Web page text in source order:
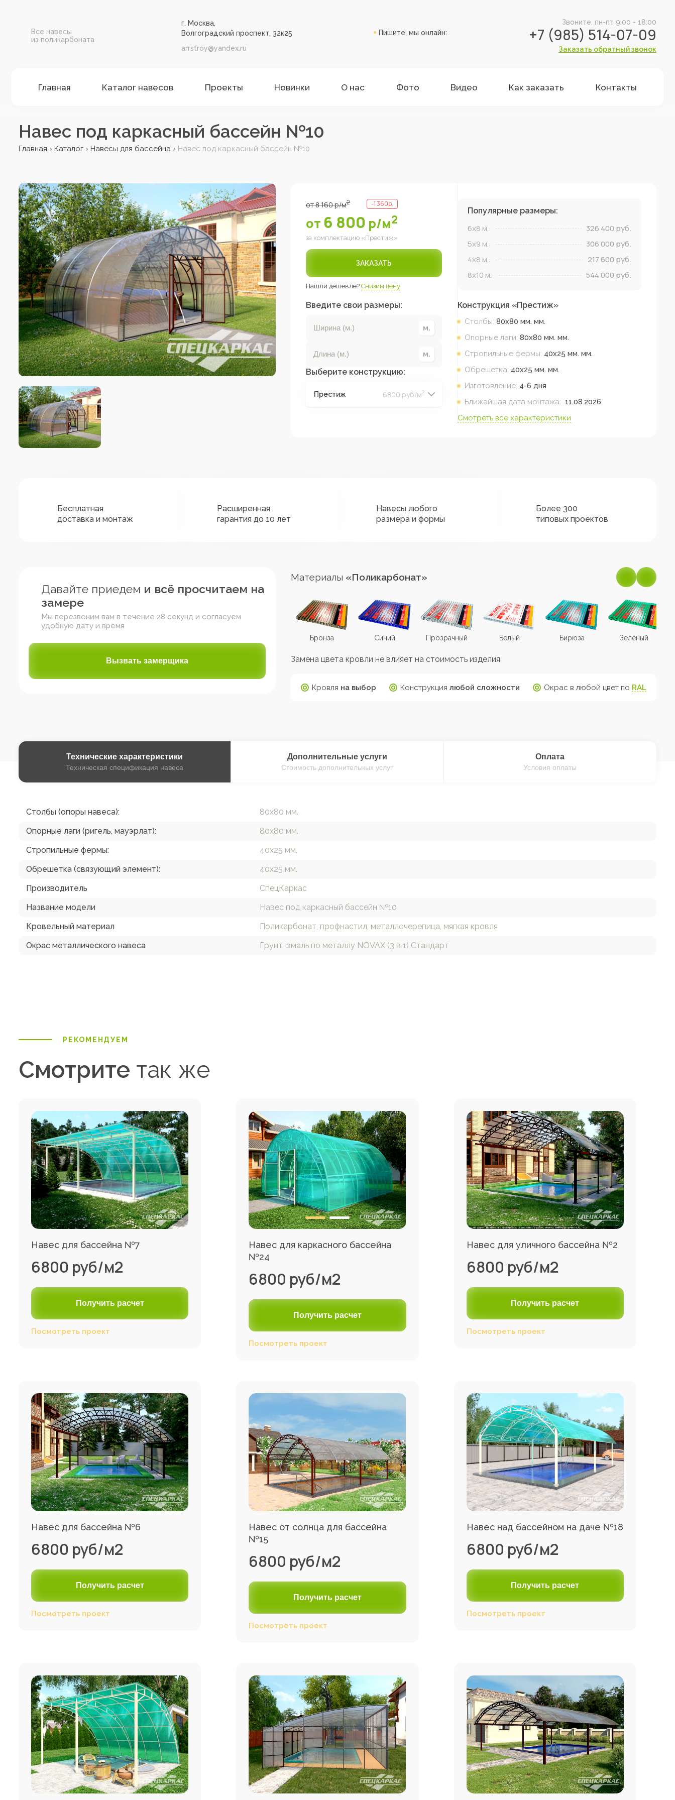
Все навесы
из поликарбоната
г. Москва,
Волгоградский проспект, 32к25
arrstroy@yandex.ru
Пишите, мы онлайн:
Звоните, пн-пт 9:00 - 18:00
+7 (985) 514-07-09
Заказать обратный звонок
Главная Каталог навесов Проекты Новинки О нас Фото Видео Как заказать Контакты
Навес под каркасный бассейн №10
Главная › Каталог › Навесы для бассейна › Навес под каркасный бассейн №10
от8 160р/м2 -1 360р.
от 6 800 р/м2
за комплектацию «Престиж»
ЗАКАЗАТЬ
Нашли дешевле? Снизим цену
Введите свои размеры:
Выберите конструкцию:
Престиж 6800 руб/м2
Популярные размеры:
6x8 м.: 326 400 руб.
5x9 м.: 306 000 руб.
4x8 м.: 217 600 руб.
8x10 м.: 544 000 руб.
Конструкция «Престиж»
Столбы: 80х80 мм. мм.
Опорные лаги: 80х80 мм. мм.
Стропильные фермы: 40х25 мм. мм.
Обрешетка: 40х25 мм. мм.
Изготовление: 4-6 дня
Ближайшая дата монтажа: 11.08.2026
Смотреть все характеристики
Бесплатная
доставка и монтаж
Расширенная
гарантия до 10 лет
Навесы любого
размера и формы
Более 300
типовых проектов
Давайте приедем и всё просчитаем на
замере
Мы перезвоним вам в течение 28 секунд и согласуем
удобную дату и время
Вызвать замерщика
Материалы «Поликарбонат»
Бронза Синий Прозрачный Белый Бирюза Зелёный
Замена цвета кровли не влияет на стоимость изделия
Кровля на выбор Конструкция любой сложности Окрас в любой цвет по RAL
Технические характеристики
Техническая спецификация навеса
Дополнительныеуслуги
Стоимость дополнительных услуг
Оплата
Условия оплаты
Столбы (опоры навеса):
80х80 мм.
Опорные лаги (ригель, мауэрлат):
80х80 мм.
Стропильные фермы:
40х25 мм.
Обрешетка (связующий элемент):
40х25 мм.
Производитель
СпецКаркас
Название модели
Навес под каркасный бассейн №10
Кровельный материал
Поликарбонат, профнастил, металлочерепица, мягкая кровля
Окрас металлического навеса
Грунт-эмаль по металлу NOVAX (3 в 1) Стандарт
РЕКОМЕНДУЕМ
Смотрите так же
Навес для бассейна №7
6800 руб/м2
Получить расчет
Посмотреть проект
Навес для каркасного бассейна
№24
6800 руб/м2
Получить расчет
Посмотреть проект
Навес для уличного бассейна №2
6800 руб/м2
Получить расчет
Посмотреть проект
Навес для бассейна №6
6800 руб/м2
Получить расчет
Посмотреть проект
Навес от солнца для бассейна
№15
6800 руб/м2
Получить расчет
Посмотреть проект
Навес над бассейном на даче №18
6800 руб/м2
Получить расчет
Посмотреть проект